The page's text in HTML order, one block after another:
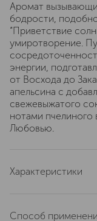
Аромат
бодрости,
“Приветствие
умиротворение.
энергии,
от Восхода до
апельсина с
свежевыжатого
нотами пчелиного
Любовью.
Характеристики
эффект
Способ